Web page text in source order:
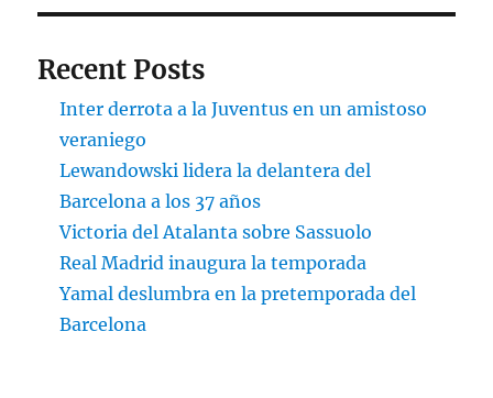
Recent Posts
Inter derrota a la Juventus en un amistoso
veraniego
Lewandowski lidera la delantera del
Barcelona a los 37 años
Victoria del Atalanta sobre Sassuolo
Real Madrid inaugura la temporada
Yamal deslumbra en la pretemporada del
Barcelona